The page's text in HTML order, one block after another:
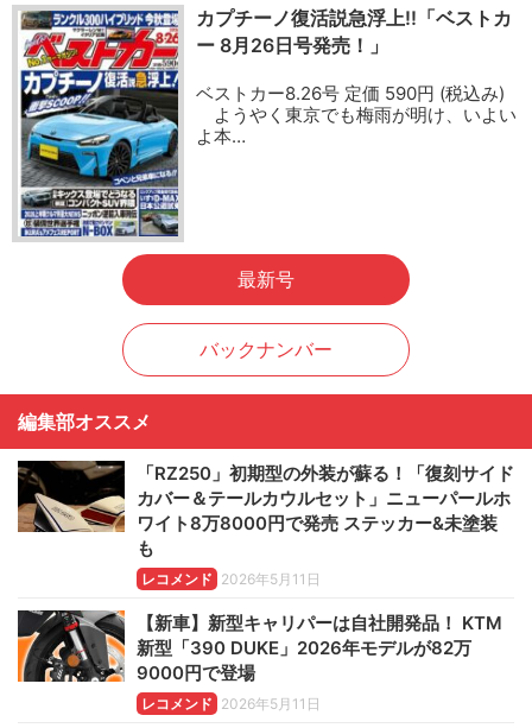
カプチーノ復活説急浮上!!「ベストカ
ー 8月26日号発売！」
ベストカー8.26号 定価 590円 (税込み)
ようやく東京でも梅雨が明け、いよい
よ本…
最新号
バックナンバー
編集部オススメ
「RZ250」初期型の外装が蘇る！「復刻サイド
カバー＆テールカウルセット」ニューパールホ
ワイト8万8000円で発売 ステッカー&未塗装
も
レコメンド 2026年5月11日
【新車】新型キャリパーは自社開発品！ KTM
新型「390 DUKE」2026年モデルが82万
9000円で登場
レコメンド 2026年5月11日